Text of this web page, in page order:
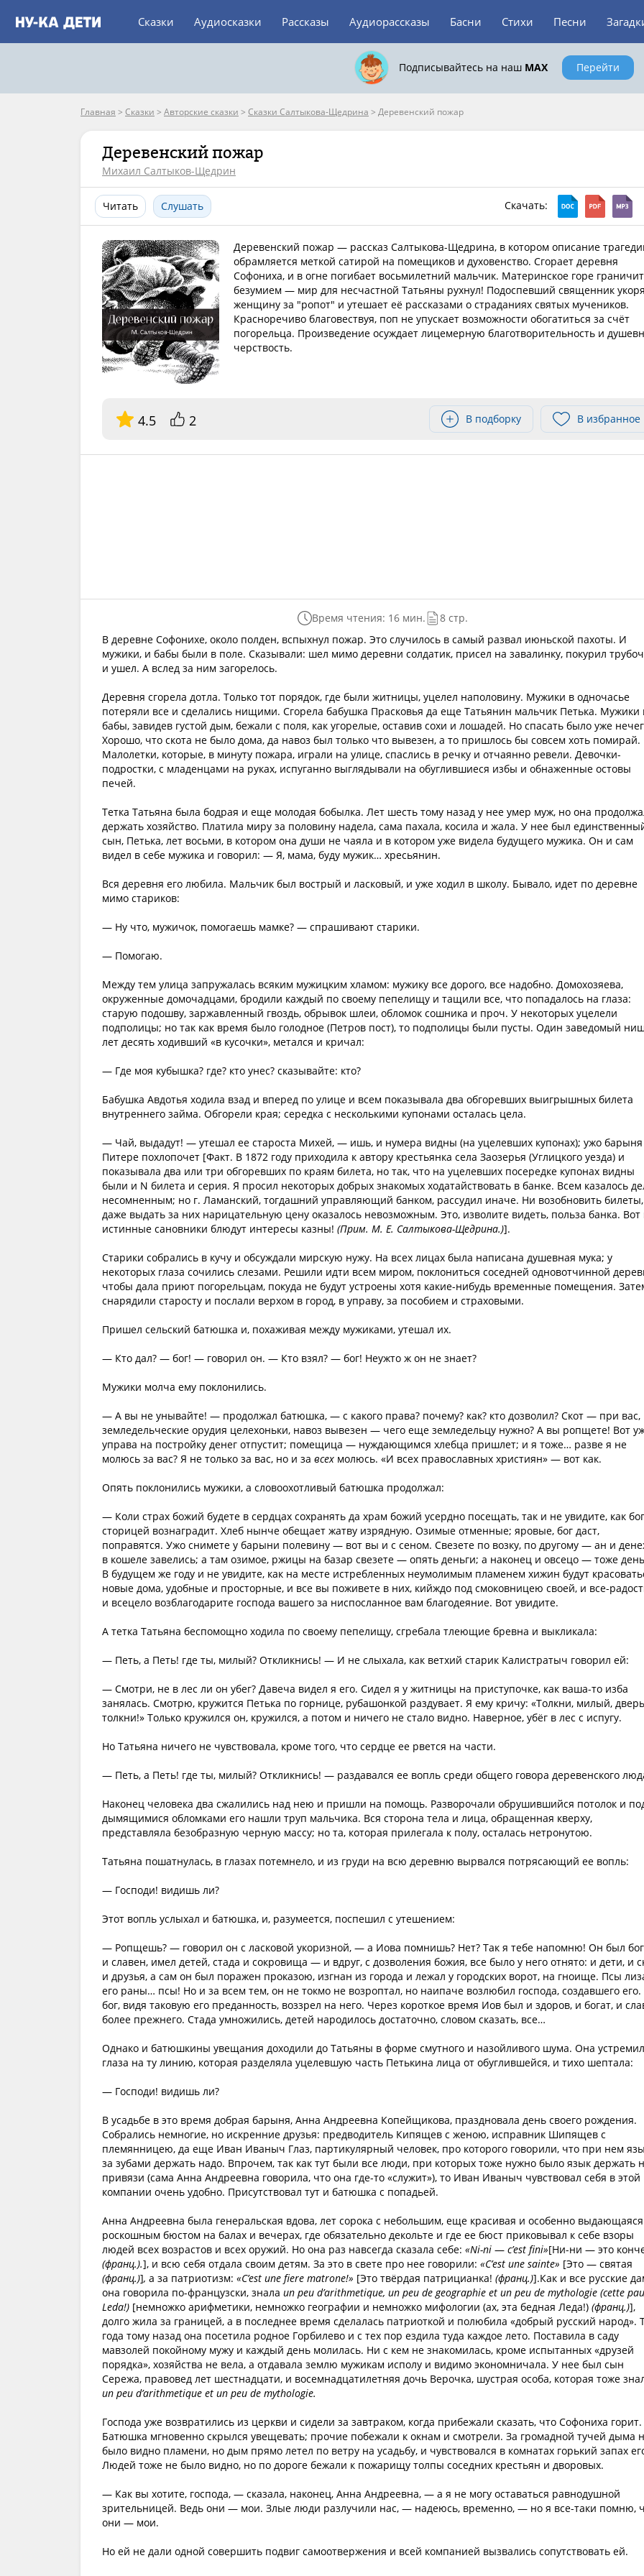
Сказки Аудиосказки Рассказы Аудиорассказы Басни Стихи Песни
Подписывайтесь на наш MAX Перейти
Главная > Сказки > Авторские сказки > Сказки Салтыкова-Щедрина > Деревенский пожар
Деревенский пожар
Михаил Салтыков-Щедрин
Читать Слушать Скачать:
Деревенский пожар — рассказ Салтыкова-Щедрина, в котором описание
обрамляется меткой сатирой на помещиков и духовенство. Сгорает деревня
Софониха, и в огне погибает восьмилетний мальчик. Материнское горе
безумием — мир для несчастной Татьяны рухнул! Подоспевший священник
женщину за "ропот" и утешает её рассказами о страданиях святых мучеников.
Красноречиво благовествуя, поп не упускает возможности обогатиться за счёт
погорельца. Произведение осуждает лицемерную благотворительность и
черствость.
4.5 2 В подборку В избранное
Время чтения: 16 мин.
8 стр.
В деревне Софонихе, около полден, вспыхнул пожар. Это случилось в самый развал июньской пахоты. И
мужики, и бабы были в поле. Сказывали: шел мимо деревни солдатик, присел на завалинку, покурил
и ушел. А вслед за ним загорелось.
Деревня сгорела дотла. Только тот порядок, где были житницы, уцелел наполовину. Мужики в одночасье
потеряли все и сделались нищими. Сгорела бабушка Прасковья да еще Татьянин мальчик Петька. Мужики
бабы, завидев густой дым, бежали с поля, как угорелые, оставив сохи и лошадей. Но спасать было уже
Хорошо, что скота не было дома, да навоз был только что вывезен, а то пришлось бы совсем хоть помирай.
Малолетки, которые, в минуту пожара, играли на улице, спаслись в речку и отчаянно ревели. Девочки-
подростки, с младенцами на руках, испуганно выглядывали на обуглившиеся избы и обнаженные остовы
печей.
Тетка Татьяна была бодрая и еще молодая бобылка. Лет шесть тому назад у нее умер муж, но она
держать хозяйство. Платила миру за половину надела, сама пахала, косила и жала. У нее был
сын, Петька, лет восьми, в котором она души не чаяла и в котором уже видела будущего мужика. Он и сам
видел в себе мужика и говорил: — Я, мама, буду мужик… хресьянин.
Вся деревня его любила. Мальчик был вострый и ласковый, и уже ходил в школу. Бывало, идет по деревне
мимо стариков:
— Ну что, мужичок, помогаешь мамке? — спрашивают старики.
— Помогаю.
Между тем улица запружалась всяким мужицким хламом: мужику все дорого, все надобно. Домохозяева,
окруженные домочадцами, бродили каждый по своему пепелищу и тащили все, что попадалось на глаза:
старую подошву, заржавленный гвоздь, обрывок шлеи, обломок сошника и проч. У некоторых уцелели
подполицы; но так как время было голодное (Петров пост), то подполицы были пусты. Один заведомый
лет десять ходивший «в кусочки», метался и кричал:
— Где моя кубышка? где? кто унес? сказывайте: кто?
Бабушка Авдотья ходила взад и вперед по улице и всем показывала два обгоревших выигрышных билета
внутреннего займа. Обгорели края; середка с несколькими купонами осталась цела.
— Чай, выдадут! — утешал ее староста Михей, — ишь, и нумера видны (на уцелевших купонах); ужо
Питере похлопочет [Факт. В 1872 году приходила к автору крестьянка села Заозерья (Углицкого уезда) и
показывала два или три обгоревших по краям билета, но так, что на уцелевших посередке купонах видны
были и N билета и серия. Я просил некоторых добрых знакомых ходатайствовать в банке. Всем казалось
несомненным; но г. Ламанский, тогдашний управляющий банком, рассудил иначе. Ни возобновить
даже выдать за них нарицательную цену оказалось невозможным. Это, изволите видеть, польза банка. Вот
истинные сановники блюдут интересы казны! (Прим. М. Е. Салтыкова-Щедрина.)].
Старики собрались в кучу и обсуждали мирскую нужу. На всех лицах была написана душевная мука; у
некоторых глаза сочились слезами. Решили идти всем миром, поклониться соседней одновотчинной
чтобы дала приют погорельцам, покуда не будут устроены хотя какие-нибудь временные помещения.
снарядили старосту и послали верхом в город, в управу, за пособием и страховыми.
Пришел сельский батюшка и, похаживая между мужиками, утешал их.
— Кто дал? — бог! — говорил он. — Кто взял? — бог! Неужто ж он не знает?
Мужики молча ему поклонились.
— А вы не унывайте! — продолжал батюшка, — с какого права? почему? как? кто дозволил? Скот — при вас,
земледельческие орудия целехоньки, навоз вывезен — чего еще земледельцу нужно? А вы ропщете! Вот
управа на постройку денег отпустит; помещица — нуждающимся хлебца пришлет; и я тоже… разве я не
молюсь за вас? Я не только за вас, но и за всех молюсь. «И всех православных християн» — вот как.
Опять поклонились мужики, а словоохотливый батюшка продолжал:
— Коли страх божий будете в сердцах сохранять да храм божий усердно посещать, так и не увидите, как бог
сторицей вознаградит. Хлеб нынче обещает жатву изрядную. Озимые отменные; яровые, бог даст,
поправятся. Ужо снимете у барыни полевину — вот вы и с сеном. Свезете по возку, по другому — ан и
в кошеле завелись; а там озимое, ржицы на базар свезете — опять деньги; а наконец и овсецо — тоже
В будущем же году и не увидите, как на месте истребленных неумолимым пламенем хижин будут
новые дома, удобные и просторные, и все вы поживете в них, кийждо под смоковницею своей, и все-
и всецело возблагодарите господа вашего за ниспосланное вам благодеяние. Вот увидите.
А тетка Татьяна беспомощно ходила по своему пепелищу, сгребала тлеющие бревна и выкликала:
— Петь, а Петь! где ты, милый? Откликнись! — И не слыхала, как ветхий старик Калистратыч говорил ей:
— Смотри, не в лес ли он убег? Давеча видел я его. Сидел я у житницы на приступочке, как ваша-то изба
занялась. Смотрю, кружится Петька по горнице, рубашонкой раздувает. Я ему кричу: «Толкни, милый,
толкни!» Только кружился он, кружился, а потом и ничего не стало видно. Наверное, убёг в лес с испугу.
Но Татьяна ничего не чувствовала, кроме того, что сердце ее рвется на части.
— Петь, а Петь! где ты, милый? Откликнись! — раздавался ее вопль среди общего говора деревенского
Наконец человека два сжалились над нею и пришли на помощь. Разворочали обрушившийся потолок и
дымящимися обломками его нашли труп мальчика. Вся сторона тела и лица, обращенная кверху,
представляла безобразную черную массу; но та, которая прилегала к полу, осталась нетронутою.
Татьяна пошатнулась, в глазах потемнело, и из груди на всю деревню вырвался потрясающий ее вопль:
— Господи! видишь ли?
Этот вопль услыхал и батюшка, и, разумеется, поспешил с утешением:
— Ропщешь? — говорил он с ласковой укоризной, — а Иова помнишь? Нет? Так я тебе напомню! Он был
и славен, имел детей, стада и сокровища — и вдруг, с дозволения божия, все было у него отнято: и дети, и
и друзья, а сам он был поражен проказою, изгнан из города и лежал у городских ворот, на гноище. Псы
его раны… псы! Но и за всем тем, он не токмо не возроптал, но наипаче возлюбил господа, создавшего
бог, видя таковую его преданность, воззрел на него. Через короткое время Иов был и здоров, и богат, и
более прежнего. Стада умножились, детей народилось достаточно, словом сказать, все…
Однако и батюшкины увещания доходили до Татьяны в форме смутного и назойливого шума. Она
глаза на ту линию, которая разделяла уцелевшую часть Петькина лица от обуглившейся, и тихо шептала:
— Господи! видишь ли?
В усадьбе в это время добрая барыня, Анна Андреевна Копейщикова, праздновала день своего рождения.
Собрались немногие, но искренние друзья: предводитель Кипящев с женою, исправник Шипящев с
племянницею, да еще Иван Иваныч Глаз, партикулярный человек, про которого говорили, что при нем
за зубами держать надо. Впрочем, так как тут были все люди, при которых тоже нужно было язык держать
привязи (сама Анна Андреевна говорила, что она где-то «служит»), то Иван Иваныч чувствовал себя в этой
компании очень удобно. Присутствовал тут и батюшка с попадьей.
Анна Андреевна была генеральская вдова, лет сорока с небольшим, еще красивая и особенно выдающаяся
роскошным бюстом на балах и вечерах, где обязательно декольте и где ее бюст приковывал к себе взоры
людей всех возрастов и всех оружий. Но она раз навсегда сказала себе: «Ni-ni — c’est fini»[Ни-ни — это
(франц.).], и всю себя отдала своим детям. За это в свете про нее говорили: «C’est une sainte» [Это — святая
(франц.)], а за патриотизм: «C’est une fiere matrone!» [Это твёрдая патрицианка! (франц.)].Как и все русские
она говорила по-французски, знала un peu d’arithmetique, un peu de geographie et un peu de mythologie (cette
Leda!) [немножко арифметики, немножко географии и немножко мифологии (ах, эта бедная Леда!) (франц.)],
долго жила за границей, а в последнее время сделалась патриоткой и полюбила «добрый русский народ».
года тому назад она посетила родное Горбилево и с тех пор ездила туда каждое лето. Поставила в саду
мавзолей покойному мужу и каждый день молилась. Ни с кем не знакомилась, кроме испытанных «друзей
порядка», хозяйства не вела, а отдавала землю мужикам исполу и видимо экономничала. У нее был сын
Сережа, правовед лет шестнадцати, и восемнадцатилетняя дочь Верочка, шустрая особа, которая тоже
un peu d’arithmetique et un peu de mythologie.
Господа уже возвратились из церкви и сидели за завтраком, когда прибежали сказать, что Софониха горит.
Батюшка мгновенно скрылся увещевать; прочие побежали к окнам и смотрели. За громадной тучей дыма
было видно пламени, но дым прямо летел по ветру на усадьбу, и чувствовался в комнатах горький запах
Людей тоже не было видно, но по дороге бежали к пожарищу толпы соседних крестьян и дворовых.
— Как вы хотите, господа, — сказала, наконец, Анна Андреевна, — а я не могу оставаться равнодушной
зрительницей. Ведь они — мои. Злые люди разлучили нас, — надеюсь, временно, — но я все-таки помню,
они — мои.
Но ей не дали одной совершить подвиг самоотвержения и всей компанией вызвались сопутствовать ей.